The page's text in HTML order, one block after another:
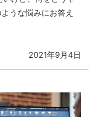
うな悩みにお答え
2021年9月4日